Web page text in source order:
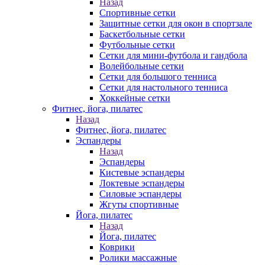
Назад
Спортивные сетки
Защитные сетки для окон в спортзале
Баскетбольные сетки
Футбольные сетки
Сетки для мини-футбола и гандбола
Волейбольные сетки
Сетки для большого тенниса
Сетки для настольного тенниса
Хоккейные сетки
Фитнес, йога, пилатес
Назад
Фитнес, йога, пилатес
Эспандеры
Назад
Эспандеры
Кистевые эспандеры
Локтевые эспандеры
Силовые эспандеры
Жгуты спортивные
Йога, пилатес
Назад
Йога, пилатес
Коврики
Ролики массажные